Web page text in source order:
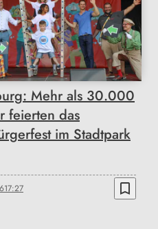
Mehr als 30.000
feierten das
im Stadtpark
17:27 bookmark_border